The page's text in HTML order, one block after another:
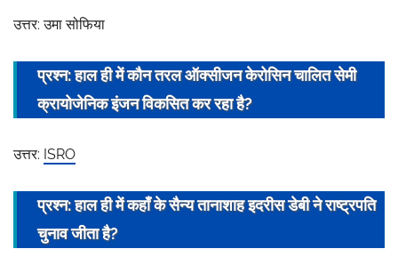
उत्तर: उमा सोफिया
प्रश्न: हाल ही में कौन तरल ऑक्सीजन केरोसिन चालित सेमी
क्रायोजेनिक इंजन विकसित कर रहा है?
उत्तर: ISRO
प्रश्न: हाल ही में कहाँ के सैन्य तानाशाह इदरीस डेबी नेराष्ट्रपति
चुनाव जीता है?